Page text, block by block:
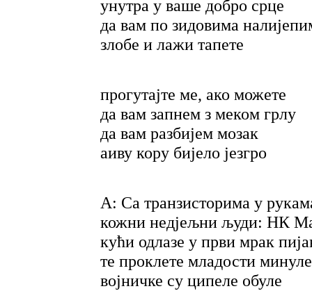
унутра у ваше добро срце
да вам по зидовима
злобе и лажи тапете
прогутајте ме, ако можете
да вам запнем з меком грлу
да вам разбијем мозак
аиву кору бијело језгро
А: Са транзисторима у
кожни недјељни људи: НК
кући одлазе у први мрак
те проклете младости минуле
војничке су ципеле обуле